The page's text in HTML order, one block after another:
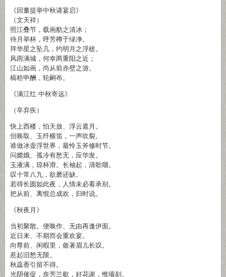
《回董提举中秋请宴启》
（文天祥）
照江叠节，载画舫之清冰；
待月举杯，呼芳樽于绿净。
拜华星之坠几，约明月之浮槎。
风雨满城，何幸两重阳之近；
江山如画，尚从前赤壁之游。
槁秸申酬，轮嗣布。
《满江红.中秋寄远》
（辛弃疾）
快上西楼，怕天放、浮云遮月。
但唤取、玉纤横笛，一声吹裂。
谁做冰壶浮世界，最怜玉斧修时节。
问嫦娥、孤冷有愁无，应华发。
玉液满，琼杯滑。长袖起，清歌咽。
叹十常八九，欲磨还缺。
若得长圆如此夜，人情未必看承别。
把从前、离恨总成欢，归时说。
《秋夜月》
当初聚散。便唤作、无由再逢伊面。
近日来、不期而会重欢宴。
向尊前、闲暇里，敛著眉儿长叹。
惹起旧愁无限。
秋蕊香引留不得。
光阴催促，奈芳兰歇，好花谢，惟顷刻。